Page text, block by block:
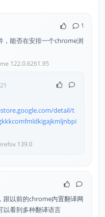
1
，能否在安排一个chrome浏
122.0.6261.95
detail/t
139.0
跟以前的chrome内置翻译网
以看到多种翻译语言